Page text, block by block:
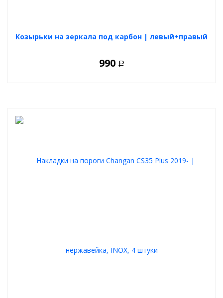
Козырьки на зеркала под карбон | левый+правый
990 Р